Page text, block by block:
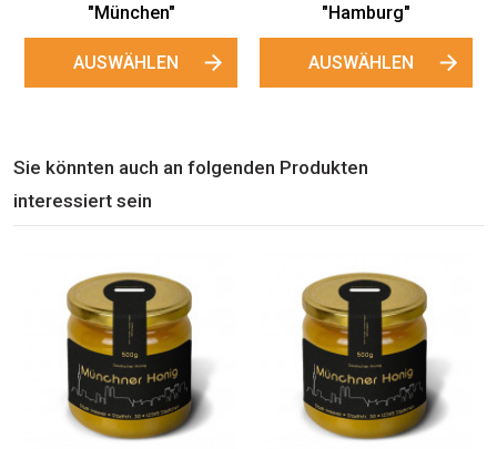
"München"
AUSWÄHLEN
"Hamburg"
AUSWÄHLEN
Sie könnten auch an folgenden Produkten
interessiert sein